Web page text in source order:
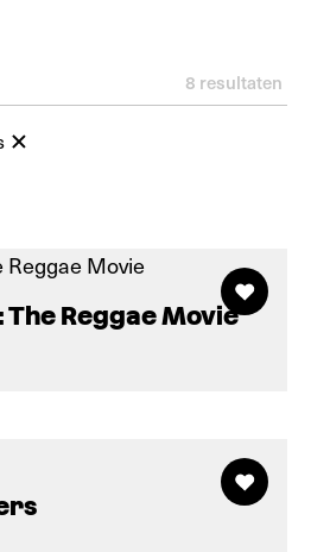
8 resultaten
The Reggae Movie